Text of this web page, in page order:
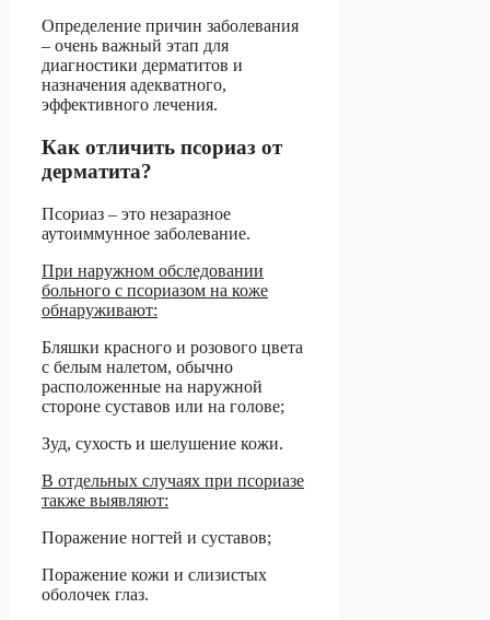
Определение причин заболевания
– очень важный этап для
диагностики дерматитов и
назначения адекватного,
эффективного лечения.
Как отличить псориаз от
дерматита?
Псориаз – это незаразное
аутоиммунное заболевание.
При наружном обследовании
больного с псориазом на коже
обнаруживают:
Бляшки красного и розового цвета
с белым налетом, обычно
расположенные на наружной
стороне суставов или на голове;
Зуд, сухость и шелушение кожи.
В отдельных случаях при псориазе
также выявляют:
Поражение ногтей и суставов;
Поражение кожи и слизистых
оболочек глаз.